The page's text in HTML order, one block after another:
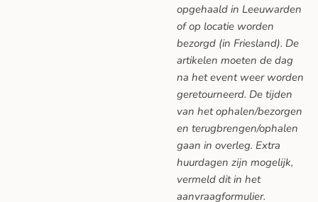
opgehaald in Leeuwarden
of op locatie worden
bezorgd (in Friesland). De
artikelen moeten de dag
na het event weer worden
geretourneerd. De tijden
van het ophalen/bezorgen
en terugbrengen/ophalen
gaan in overleg. Extra
huurdagen zijn mogelijk,
vermeld dit in het
aanvraagformulier.